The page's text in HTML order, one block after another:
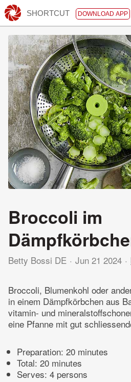
SHORTCUT DOWNLOAD APP
Broccoli im
Betty Bossi DE Jun 21 2024
Broccoli, Blumenkohl oder
in einem Dämpfkörbchen aus
vitamin- und
eine Pfanne mit gut
Preparation: 20 minutes
Total: 20 minutes
Serves: 4 persons